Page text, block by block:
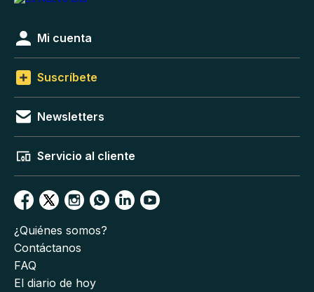
Mi cuenta
Suscríbete
Newsletters
Servicio al cliente
¿Quiénes somos?
Contáctanos
FAQ
El diario de hoy